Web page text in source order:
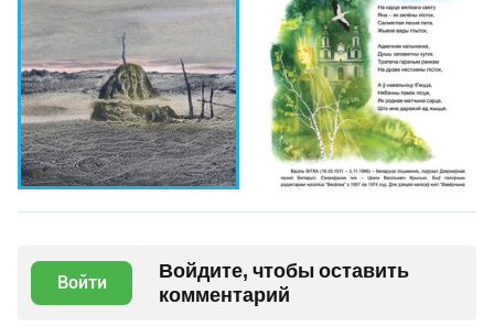
Войти
Войдите, чтобы оставить
комментарий